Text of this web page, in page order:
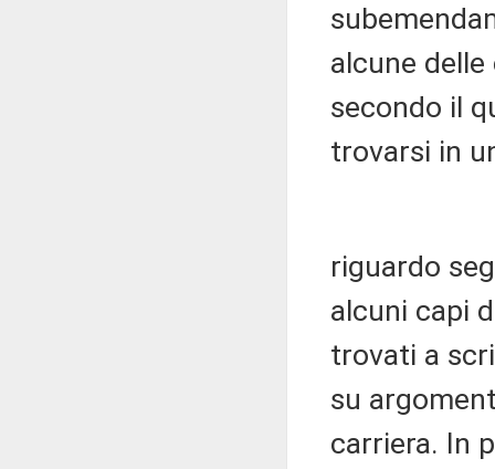
alcune
secondo il
trovarsi in
riguardo
alcuni capi
trovati a
su
carriera. In